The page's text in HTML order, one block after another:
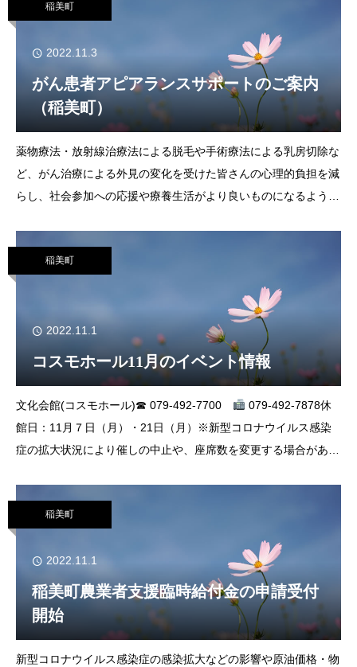
稲美町
2022.11.3
がん患者アピアランスサポートのご案内
（稲美町）
薬物療法・放射線治療法による脱毛や手術療法による乳房切除な
ど、がん治療による外見の変化を受けた皆さんの心理的負担を減
らし、社会参加への応援や療養生活がより良いものになるよう、
稲美町
2022.11.1
コスモホール11月のイベント情報
文化会館(コスモホール)☎ 079-492-7700
079-492-7878休
館日：11月７日（月）・21日（月）※新型コロナウイルス感染
症の拡大状況により催しの中止や、座席数を変更する場合があり
稲美町
2022.11.1
稲美町農業者支援臨時給付金の申請受付
開始
新型コロナウイルス感染症の感染拡大などの影響や原油価格・物